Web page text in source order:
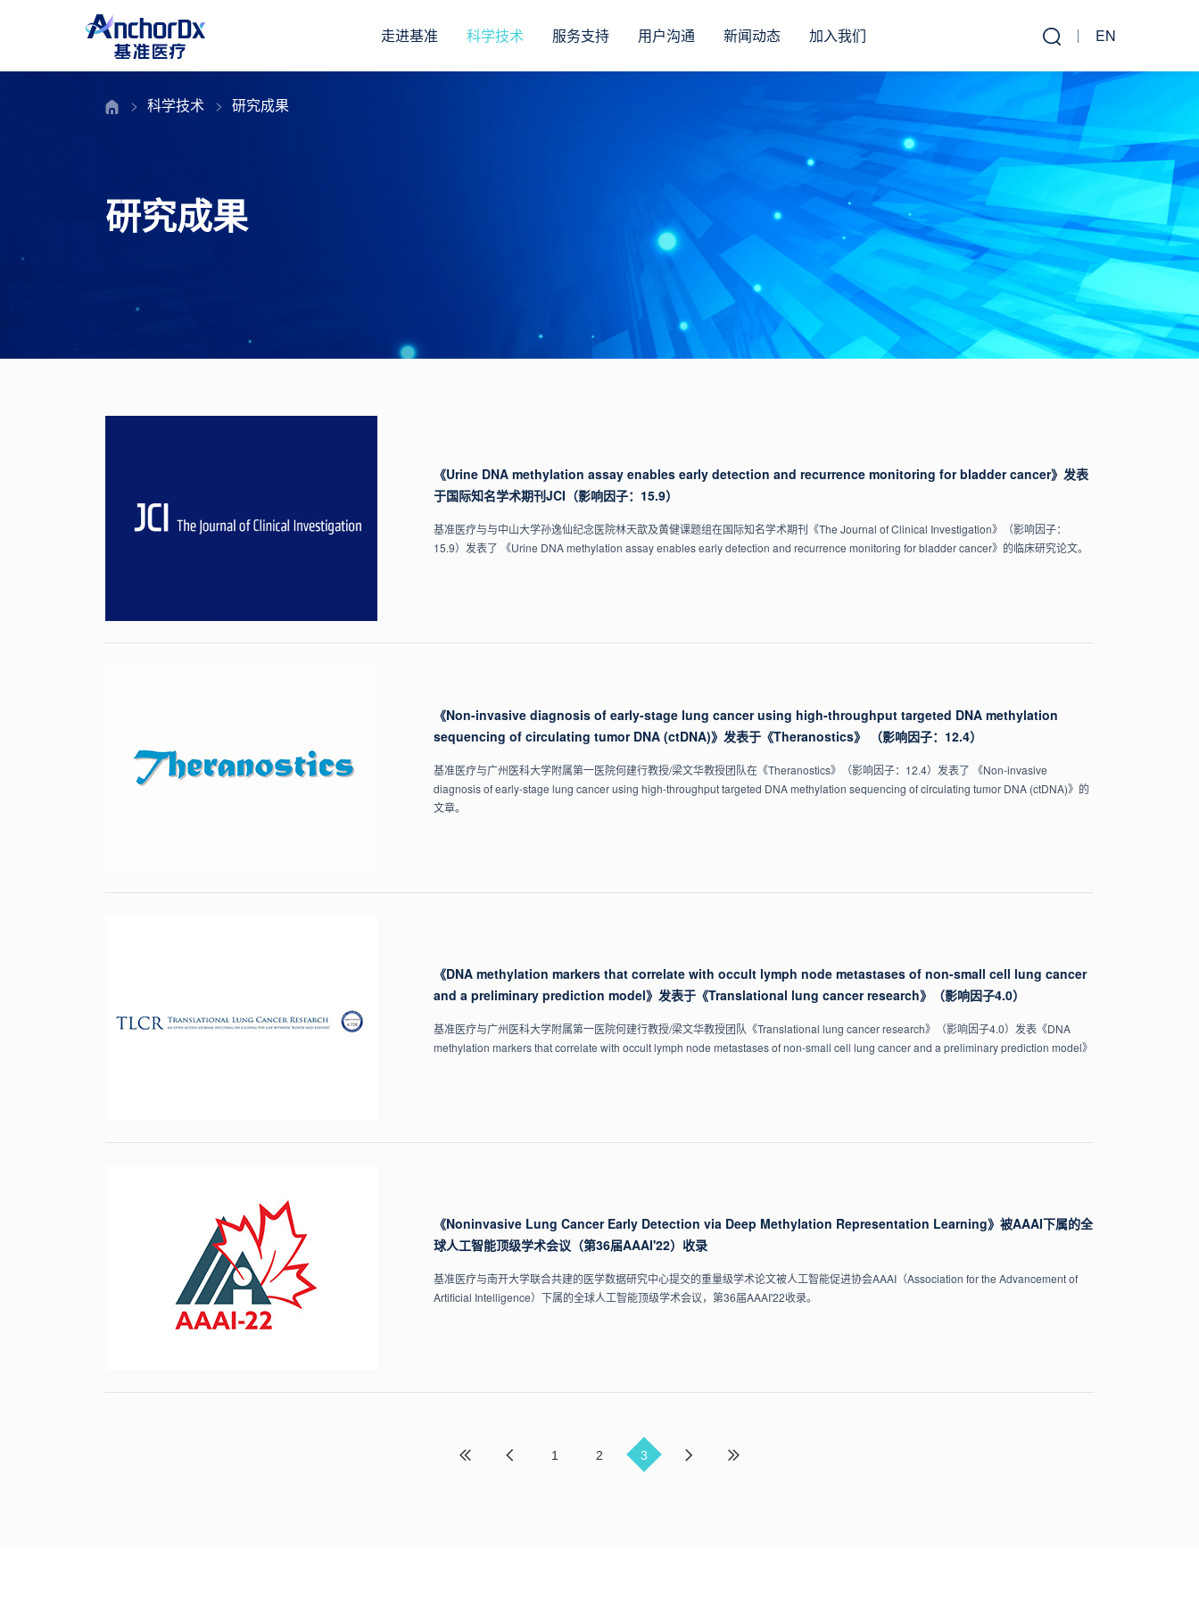
走进基准 科学技术 服务支持 用户沟通 新闻动态 加入我们 EN
研究成果
科学技术 研究成果
《Urine DNA methylation assay enables early detection and recurrence monitoring for bladder cancer》发表
于国际知名学术期刊JCI（影响因子：15.9）
基准医疗与与中山大学孙逸仙纪念医院林天歆及黄健课题组在国际知名学术期刊《The Journal of Clinical Investigation》（影响因子：
15.9）发表了 《Urine DNA methylation assay enables early detection and recurrence monitoring for bladder cancer》的临床研究论文。
《Non-invasive diagnosis of early-stage lung cancer using high-throughput targeted DNA methylation
sequencing of circulating tumor DNA (ctDNA)》发表于《Theranostics》 （影响因子：12.4）
基准医疗与广州医科大学附属第一医院何建行教授/梁文华教授团队在《Theranostics》（影响因子：12.4）发表了 《Non-invasive
diagnosis of early-stage lung cancer using high-throughput targeted DNA methylation sequencing of circulating tumor DNA (ctDNA)》的
文章。
《DNA methylation markers that correlate with occult lymph node metastases of non-small cell lung cancer
and a preliminary prediction model》发表于《Translational lung cancer research》（影响因子4.0）
基准医疗与广州医科大学附属第一医院何建行教授/梁文华教授团队《Translational lung cancer research》（影响因子4.0）发表《DNA
methylation markers that correlate with occult lymph node metastases of non-small cell lung cancer and a preliminary prediction model》
《Noninvasive Lung Cancer Early Detection via Deep Methylation Representation Learning》被AAAI下属的全
球人工智能顶级学术会议（第36届AAAI'22）收录
基准医疗与南开大学联合共建的医学数据研究中心提交的重量级学术论文被人工智能促进协会AAAI（Association for the Advancement of
Artificial Intelligence）下属的全球人工智能顶级学术会议，第36届AAAI'22收录。
1 2 3